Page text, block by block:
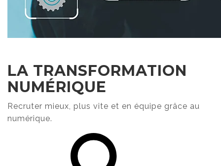
LA TRANSFORMATION
NUMÉRIQUE
Recruter mieux, plus vite et en équipe grâce au
numérique.